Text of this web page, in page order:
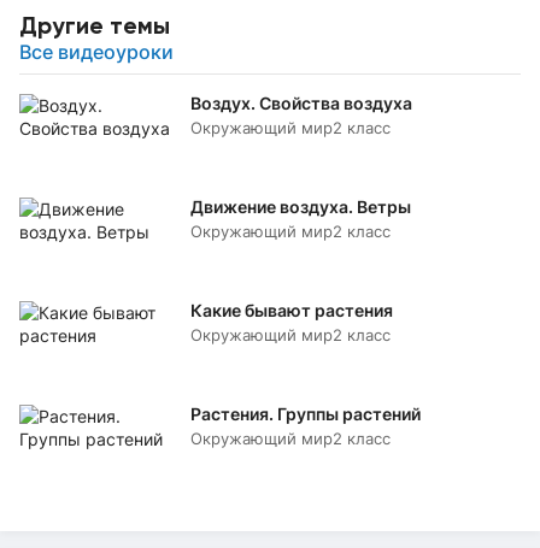
Другие темы
Все видеоуроки
Воздух. Свойства воздуха
Окружающий мир2 класс
Движение воздуха. Ветры
Окружающий мир2 класс
Какие бывают растения
Окружающий мир2 класс
Растения. Группы растений
Окружающий мир2 класс